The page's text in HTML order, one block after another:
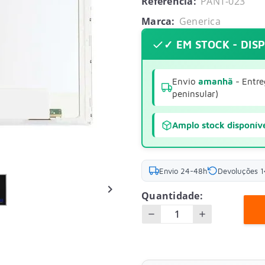

Marca: Generica
✓ EM STOCK -
Envio amanhã -
peninsular)
Amplo stock
Envio 24-48h Devoluções
Quantidade: